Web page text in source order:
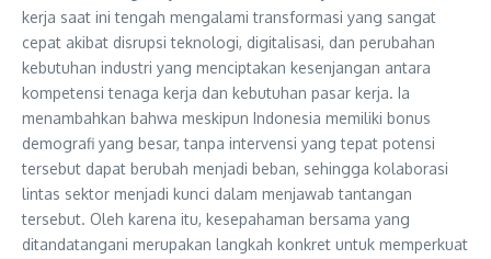
kerja saat ini tengah mengalami transformasi yang sangat
cepat akibat disrupsi teknologi, digitalisasi, dan perubahan
kebutuhan industri yang menciptakan kesenjangan antara
kompetensi tenaga kerja dan kebutuhan pasar kerja. Ia
menambahkan bahwa meskipun Indonesia memiliki bonus
demografi yang besar, tanpa intervensi yang tepat potensi
tersebut dapat berubah menjadi beban, sehingga kolaborasi
lintas sektor menjadi kunci dalam menjawab tantangan
tersebut. Oleh karena itu, kesepahaman bersama yang
ditandatangani merupakan langkah konkret untuk memperkuat